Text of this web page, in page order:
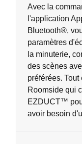
Avec la
l'application
Bluetooth®,
paramètres
la minuterie,
des scènes
préférées.
Roomside qui
EZDUCT™
avoir besoin